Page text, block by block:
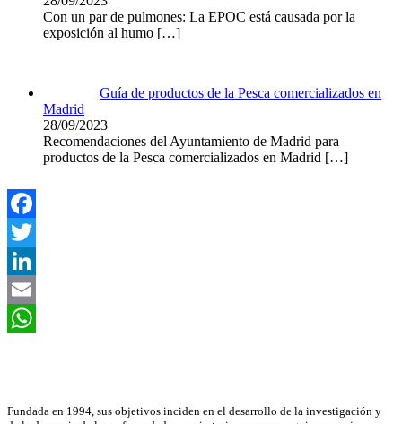
Con un par de pulmones: La EPOC está causada por la
exposición al humo […]
Guía de productos de la Pesca comercializados en
Madrid
28/09/2023
Recomendaciones del Ayuntamiento de Madrid para
productos de la Pesca comercializados en Madrid […]
Facebook
Twitter
LinkedIn
Email
Fundada en 1994, sus objetivos inciden en el desarrollo de la investigación y